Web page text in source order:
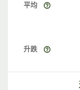
平均
升跌